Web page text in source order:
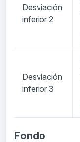
Desviación
inferior 2
Desviación
inferior 3
Fondo